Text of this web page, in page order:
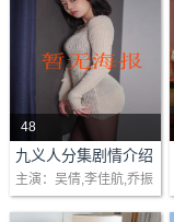
筹备婚礼前，意外发现
范云锡出轨。范..
48
剧情：少女蔺如兰不顾
挚友孟宛的反对，赌上
九义人分集剧情介绍
(1-25)大结局
主演：吴倩,李佳航,乔振
宇,胡意旋